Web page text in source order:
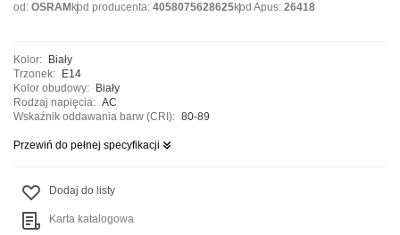
od: OSRAMkod producenta: 4058075628625kod Apus: 26418
Kolor: Biały
Trzonek: E14
Kolor obudowy: Biały
Rodzaj napięcia: AC
Wskaźnik oddawania barw (CRI): 80-89
Przewiń do pełnej specyfikacji
Dodaj do listy
Karta katalogowa